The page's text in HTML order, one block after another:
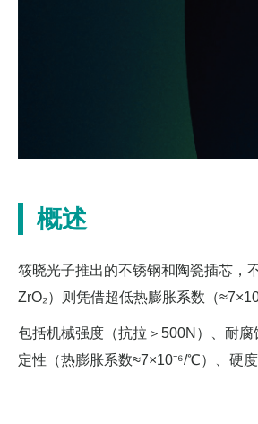
概述
筱晓光子推出的不锈钢和陶瓷插芯，
ZrO₂）则凭借超低热膨胀系数（
包括机械强度（抗拉＞500N）、耐
定性（热膨胀系数≈7×10⁻⁶/℃）、硬